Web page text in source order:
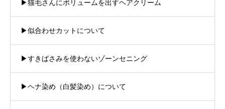
▶︎猫毛さんにボリュームを出すヘアクリーム
▶︎似合わせカットについて
▶︎すきばさみを使わないゾーンセニング
▶︎ヘナ染め（白髪染め）について